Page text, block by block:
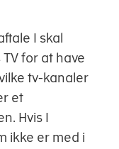
I skal
for at have
tv-kanaler
et
Hvis I
ikke er med i